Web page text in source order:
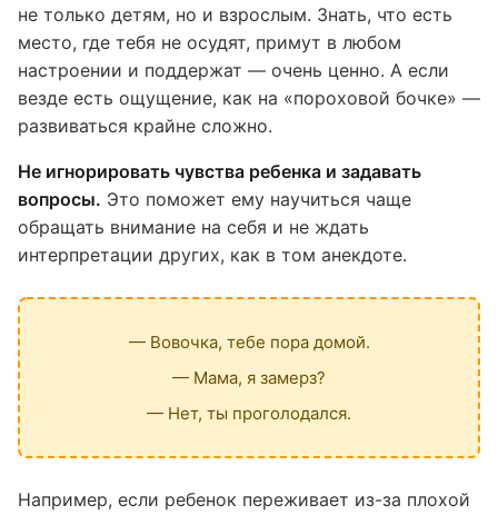
не только детям, но и взрослым. Знать, что есть
место, где тебя не осудят, примут в любом
настроении и поддержат — очень ценно. А если
везде есть ощущение, как на «пороховой бочке» —
развиваться крайне сложно.
Не игнорировать чувства ребенка и задавать
вопросы. Это поможет ему научиться чаще
обращать внимание на себя и не ждать
интерпретации других, как в том анекдоте.
— Вовочка, тебе пора домой.
— Мама, я замерз?
— Нет, ты проголодался.
Например, если ребенок переживает из-за плохой